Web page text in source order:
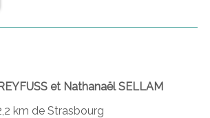
et Nathanaël SELLAM
km de Strasbourg